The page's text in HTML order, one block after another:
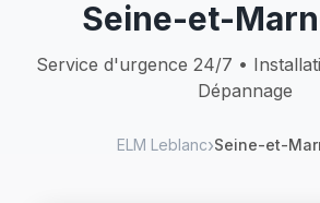
Seine-et-
Service d'urgence 24/7 •
Dépannage
ELM Leblanc Seine-et-